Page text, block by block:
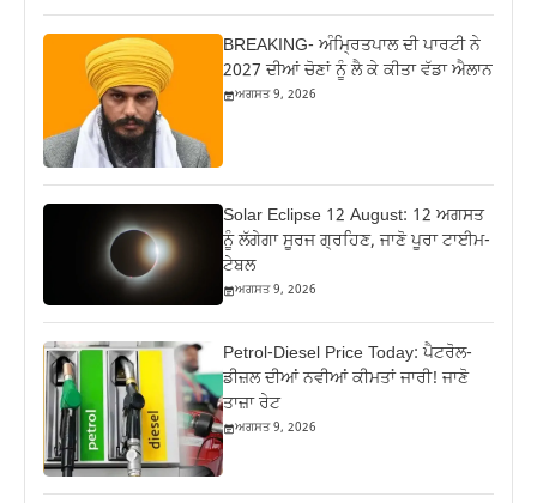
BREAKING- ਅੰਮ੍ਰਿਤਪਾਲ ਦੀ ਪਾਰਟੀ ਨੇ
2027 ਦੀਆਂ ਚੋਣਾਂ ਨੂੰ ਲੈ ਕੇ ਕੀਤਾ ਵੱਡਾ ਐਲਾਨ
ਅਗਸਤ 9, 2026
Solar Eclipse 12 August: 12 ਅਗਸਤ
ਨੂੰ ਲੱਗੇਗਾ ਸੂਰਜ ਗ੍ਰਹਿਣ, ਜਾਣੋ ਪੂਰਾ ਟਾਈਮ-
ਟੇਬਲ
ਅਗਸਤ 9, 2026
Petrol-Diesel Price Today: ਪੈਟਰੋਲ-
ਡੀਜ਼ਲ ਦੀਆਂ ਨਵੀਆਂ ਕੀਮਤਾਂ ਜਾਰੀ! ਜਾਣੋ
ਤਾਜ਼ਾ ਰੇਟ
ਅਗਸਤ 9, 2026